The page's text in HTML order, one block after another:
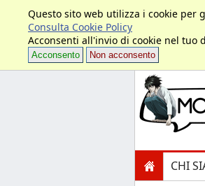
Questo sito web utilizza i cookie per
Consulta Cookie Policy
Acconsenti all'invio di cookie nel tuo
Acconsento Non acconsento
CHI